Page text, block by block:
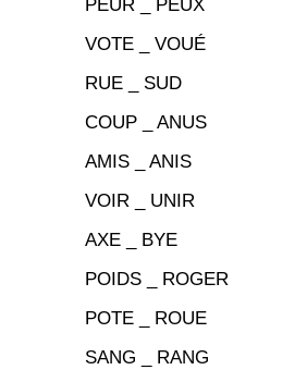
PEUR _ PEUX
VOTE _ VOUÉ
RUE _ SUD
COUP _ ANUS
AMIS _ ANIS
VOIR _ UNIR
AXE _ BYE
POIDS _ ROGER
POTE _ ROUE
SANG _ RANG